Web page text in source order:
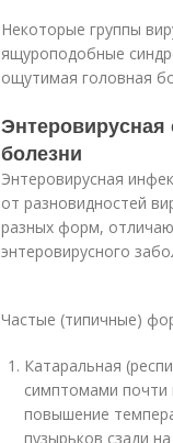
Некоторые группы
ящуроподобные
ощутимая головная
болезни
Энтеровирусная
от разновидностей
разных форм,
энтеровирусного
Частые (типичные)
Катаральная
симптомами почти
повышение
пузырьков сзади